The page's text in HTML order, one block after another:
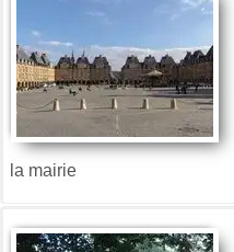
la mairie